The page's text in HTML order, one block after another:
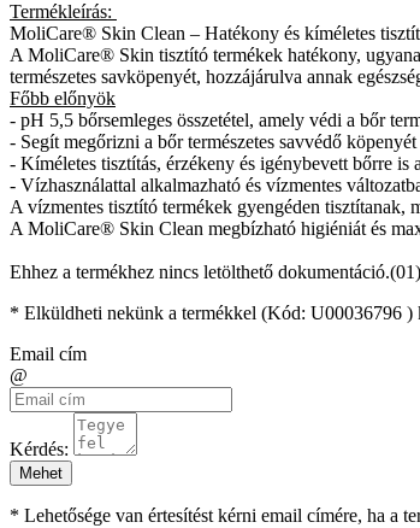
Termékleírás:
MoliCare® Skin Clean – Hatékony és kíméletes
A MoliCare® Skin tisztító termékek hatékony,
természetes savköpenyét, hozzájárulva annak
Főbb előnyök
- pH 5,5 bőrsemleges összetétel, amely védi a bőr
- Segít megőrizni a bőr természetes savvédő köpenyét
- Kíméletes tisztítás, érzékeny és igénybevett bőrre is
- Vízhasználattal alkalmazható és vízmentes
A vízmentes tisztító termékek gyengéden tisztítanak,
A MoliCare® Skin Clean megbízható higiéniát és
Ehhez a termékhez nincs letölthető dokumentáció.(01)
* Elküldheti nekünk a termékkel (Kód: U00036796 )
Email cím
@
Kérdés:
Mehet
* Lehetősége van értesítést kérni email címére, ha a